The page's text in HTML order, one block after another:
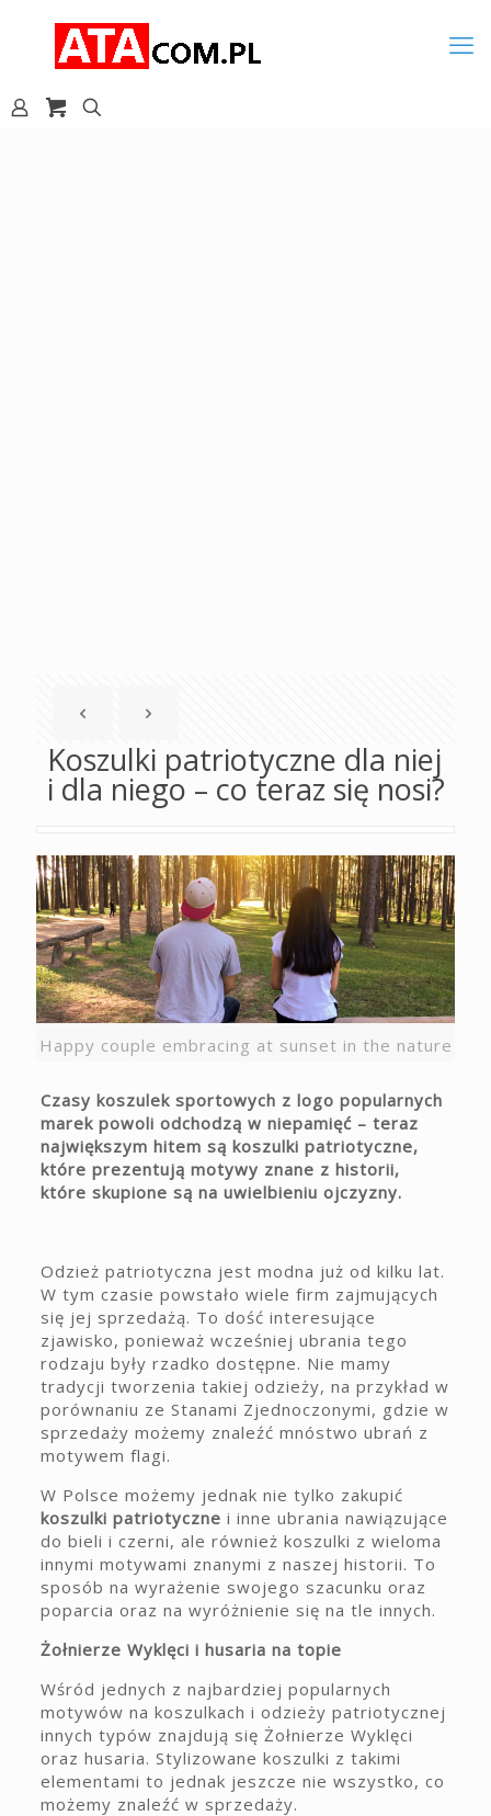
Koszulki patriotyczne dla niej
i dla niego – co teraz się nosi?
Happy couple embracing at sunset in the nature
Czasy koszulek sportowych z logo popularnych
marek powoli odchodzą w niepamięć – teraz
największym hitem są koszulki patriotyczne,
które prezentują motywy znane z historii,
które skupione są na uwielbieniu ojczyzny.
Odzież patriotyczna jest modna już od kilku lat.
W tym czasie powstało wiele firm zajmujących
się jej sprzedażą. To dość interesujące
zjawisko, ponieważ wcześniej ubrania tego
rodzaju były rzadko dostępne. Nie mamy
tradycji tworzenia takiej odzieży, na przykład w
porównaniu ze Stanami Zjednoczonymi, gdzie w
sprzedaży możemy znaleźć mnóstwo ubrań z
motywem flagi.
W Polsce możemy jednak nie tylko zakupić
koszulki patriotyczne i inne ubrania nawiązujące
do bieli i czerni, ale również koszulki z wieloma
innymi motywami znanymi z naszej historii. To
sposób na wyrażenie swojego szacunku oraz
poparcia oraz na wyróżnienie się na tle innych.
Żołnierze Wyklęci i husaria na topie
Wśród jednych z najbardziej popularnych
motywów na koszulkach i odzieży patriotycznej
innych typów znajdują się Żołnierze Wyklęci
oraz husaria. Stylizowane koszulki z takimi
elementami to jednak jeszcze nie wszystko, co
możemy znaleźć w sprzedaży.